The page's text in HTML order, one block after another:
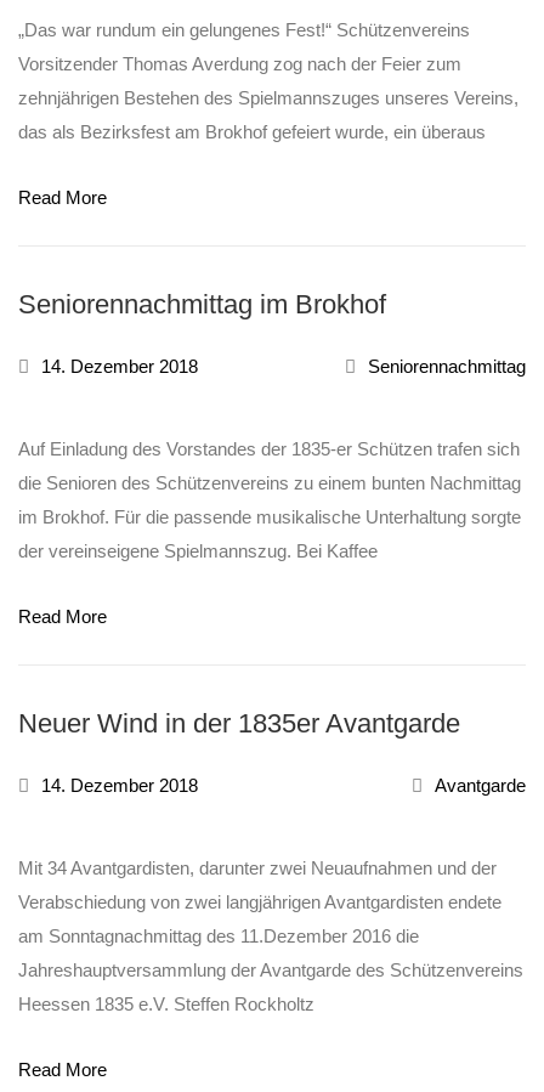
„Das war rundum ein gelungenes Fest!“ Schützenvereins
Vorsitzender Thomas Averdung zog nach der Feier zum
zehnjährigen Bestehen des Spielmannszuges unseres Vereins,
das als Bezirksfest am Brokhof gefeiert wurde, ein überaus
Read More
Seniorennachmittag im Brokhof
14. Dezember 2018 Seniorennachmittag
Auf Einladung des Vorstandes der 1835-er Schützen trafen sich
die Senioren des Schützenvereins zu einem bunten Nachmittag
im Brokhof. Für die passende musikalische Unterhaltung sorgte
der vereinseigene Spielmannszug. Bei Kaffee
Read More
Neuer Wind in der 1835er Avantgarde
14. Dezember 2018 Avantgarde
Mit 34 Avantgardisten, darunter zwei Neuaufnahmen und der
Verabschiedung von zwei langjährigen Avantgardisten endete
am Sonntagnachmittag des 11.Dezember 2016 die
Jahreshauptversammlung der Avantgarde des Schützenvereins
Heessen 1835 e.V. Steffen Rockholtz
Read More